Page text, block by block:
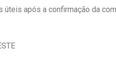
úteis após a confirmação da